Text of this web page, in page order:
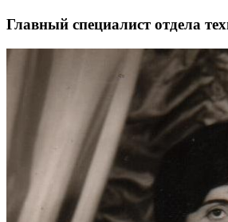
Главный специалист отдела